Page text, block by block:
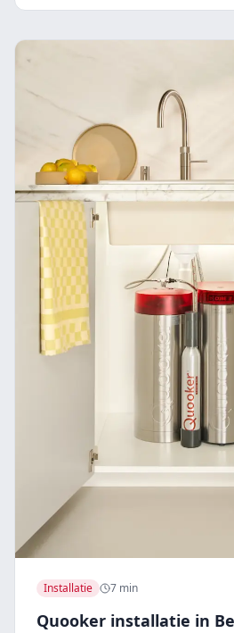
Installatie 7 min
Quooker installatie in